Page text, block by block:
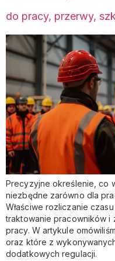
do pracy, przerwy,
Precyzyjne określenie, co
niezbędne zarówno dla
Właściwe rozliczanie
traktowanie pracowników i
pracy. W artykule
oraz które z
dodatkowych regulacji.